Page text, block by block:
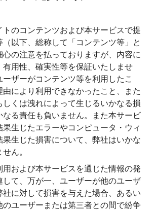
トのコンテンツおよび本サービスで提
以下、総称して「コンテンツ等」と
心の注意を払っておりますが、内容に
有用性、確実性等を保証いたしませ
ーザーがコンテンツ等を利用したこ
由により利用できなかったこと、また
しくは洩れによって生じるいかなる損
なる責任も負いません。また本サービ
果生じたエラーやコンピュータ・ウィ
果生じた損害について、弊社はいかな
ん。
用および本サービスを通じた情報の発
して、万が一、ユーザーが他のユーザ
社に対して損害を与えた場合、あるい
のユーザーまたは第三者との間で紛争